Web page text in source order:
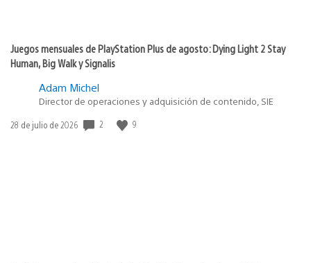
Juegos mensuales de PlayStation Plus de agosto: Dying Light 2 Stay
Human, Big Walk y Signalis
Adam Michel
Director de operaciones y adquisición de contenido, SIE
Fecha
28 de julio de 2026 2 9